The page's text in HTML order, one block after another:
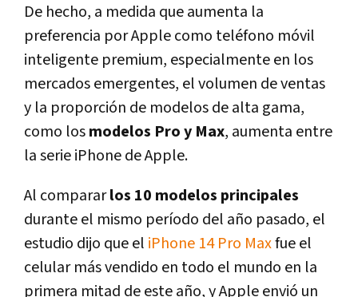
De hecho, a medida que aumenta la
preferencia por Apple como teléfono móvil
inteligente premium, especialmente en los
mercados emergentes, el volumen de ventas
y la proporción de modelos de alta gama,
como losmodelos Pro y Max, aumenta entre
la serie iPhone de Apple.
Al compararlos 10 modelos principales
durante el mismo período del año pasado, el
estudio dijo que el iPhone 14 Pro Maxfue el
celular más vendido en todo el mundo en la
primera mitad de este año, y Apple envió un